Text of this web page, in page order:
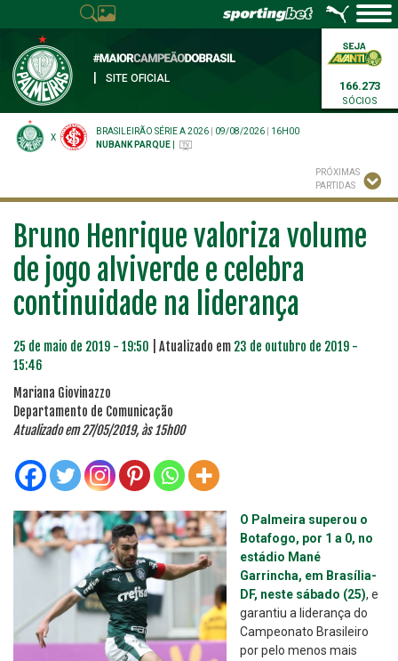
SITE OFICIAL
166.273
SÓCIOS
X
BRASILEIRÃO SÉRIE A 2026 09/08/2026
16H00
NUBANK PARQUE
PRÓXIMAS
PARTIDAS
Bruno Henrique valoriza volume
de jogo alviverde e celebra
continuidade na liderança
25 de maio de 2019 - 19:50 | Atualizado em 23 de outubro de 2019 -
15:46
Mariana Giovinazzo
Departamento de Comunicação
Atualizado em 27/05/2019, às 15h00
O Palmeira superou o
Botafogo, por 1 a 0, no
estádio Mané
Garrincha, em Brasília-
DF, neste sábado (25), e
garantiu a liderança do
Campeonato Brasileiro
por pelo menos mais